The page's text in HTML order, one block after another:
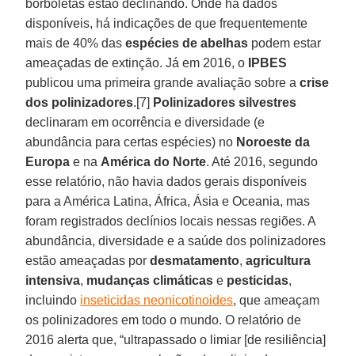
borboletas estão declinando. Onde há dados
disponíveis, há indicações de que frequentemente
mais de 40% dasespécies de abelhas podem estar
ameaçadas de extinção. Já em 2016, o
IPBES
publicou uma primeira grande avaliação sobre acrise
dos polinizadores.[7] Polinizadores silvestres
declinaram em ocorrência e diversidade (e
abundância para certas espécies) no Noroeste da
Europa e na América do Norte. Até 2016, segundo
esse relatório, não havia dados gerais disponíveis
para a América Latina, África, Ásia e Oceania, mas
foram registrados declínios locais nessas regiões. A
abundância, diversidade e a saúde dos polinizadores
estão ameaçadas pordesmatamento,agricultura
intensiva, mudanças climáticas e pesticidas,
incluindo inseticidas neonicotinoides, que ameaçam
os polinizadores em todo o mundo. O relatório de
2016 alerta que, “ultrapassado o limiar [de resiliência]